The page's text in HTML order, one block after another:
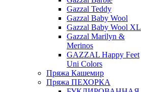
Gazzal Teddy
Gazzal Baby Wool
Gazzal Baby Wool XL
Gazzal Marilyn &
Merinos
GAZZAL Happy Feet
Uni Colors
Пряжа Кашемир
Пряжа ПЕХОРКА